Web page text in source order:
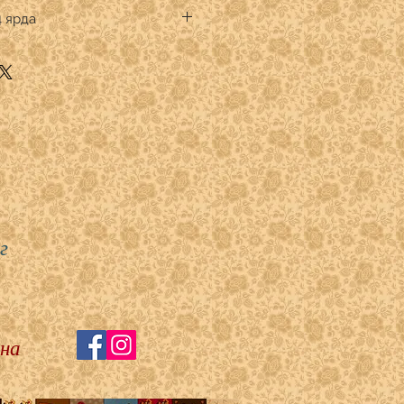
премиум
ярда
кратном 1/4 ярда.
указывать:
-1
- 2
3
4